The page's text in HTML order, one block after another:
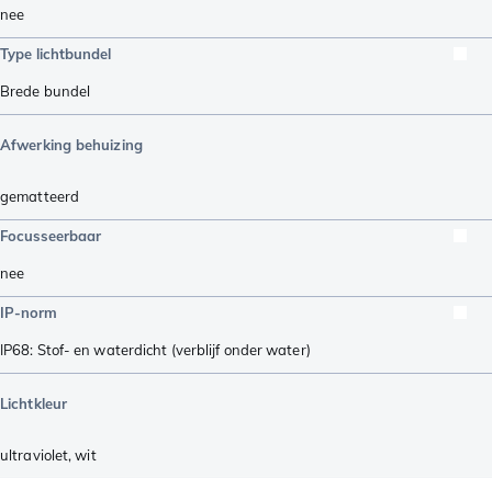
nee
Type lichtbundel
Brede bundel
Afwerking behuizing
gematteerd
Focusseerbaar
nee
IP-norm
IP68: Stof- en waterdicht (verblijf onder water)
Lichtkleur
ultraviolet,wit